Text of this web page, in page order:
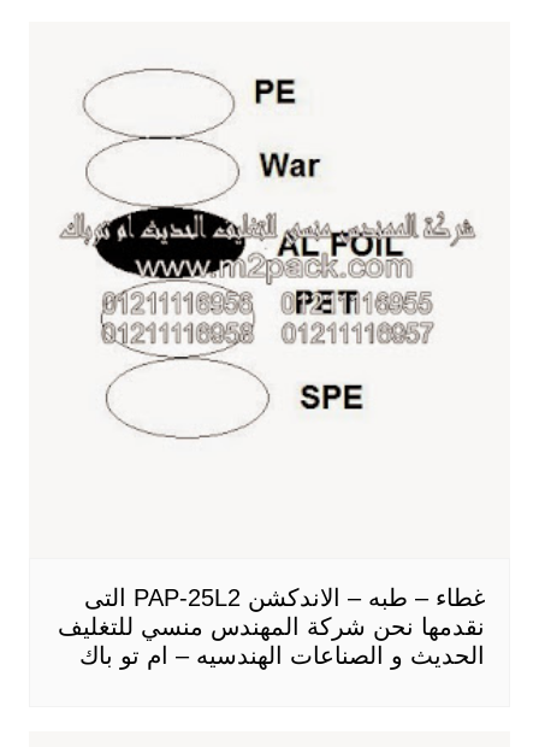
غطاء – طبه – الاندكشن PAP-25L2 التى
نقدمها نحن شركة المهندس منسي للتغليف
الحديث و الصناعات الهندسيه – ام تو باك